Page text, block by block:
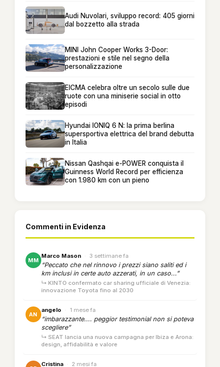
Audi Nuvolari, sviluppo record: 405 giorni
dal bozzetto alla strada
MINI John Cooper Works 3-Door:
prestazioni e stile nel segno della
personalizzazione
EICMA celebra oltre un secolo sulle due
ruote con una miniserie social in otto
episodi
Hyundai IONIQ 6 N: la prima berlina
supersportiva elettrica del brand debutta
in Italia
Nissan Qashqai e-POWER conquista il
Guinness World Record per efficienza
con 1.980 km con un pieno
Commenti in Evidenza
MM
Marco Mason · 3 settimane fa
“Peccato che nel rinnovo i prezzi siano saliti ed i
km inclusi in certe auto azzerati, in un caso...”
↳ KINTO confermato car sharing ufficiale di Venezia:
innovazione Toyota fino al 2030
AN
angelo · 1 mese fa
“imbarazzante.... peggior testimonial non si poteva
scegliere”
↳ SEAT lancia una nuova campagna per Ibiza e Arona:
design, affidabilità e valore
Cristina · 2 mesi fa